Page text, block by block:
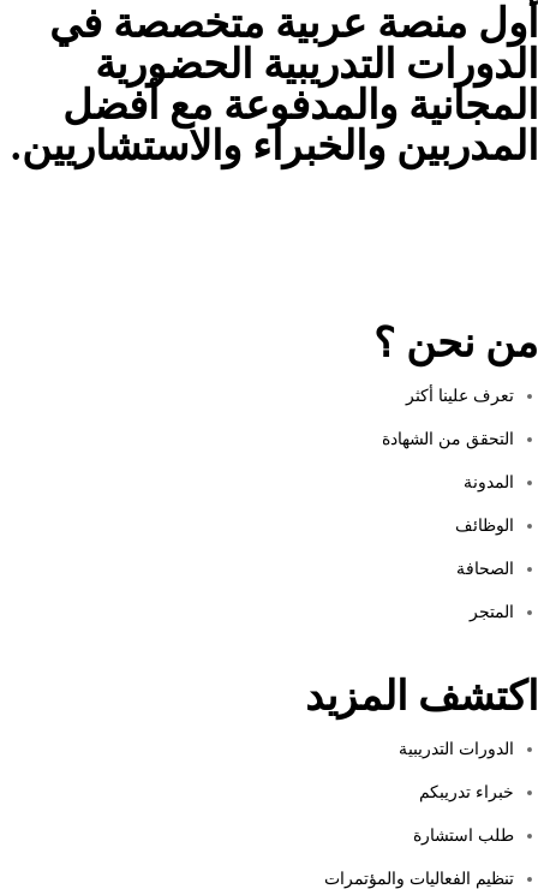
أول منصة عربية متخصصة في
الدورات التدريبية الحضورية
المجانية والمدفوعة مع أفضل
المدربين والخبراء والاستشاريين.
من نحن ؟
تعرف علينا أكثر
التحقق من الشهادة
المدونة
الوظائف
الصحافة
المتجر
اكتشف المزيد
الدورات التدريبية
خبراء تدريبكم
طلب استشارة
تنظيم الفعاليات والمؤتمرات